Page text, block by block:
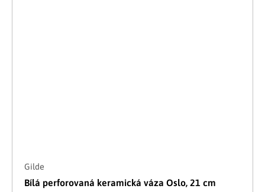
Gilde
Bílá perforovaná keramická váza Oslo, 21 cm